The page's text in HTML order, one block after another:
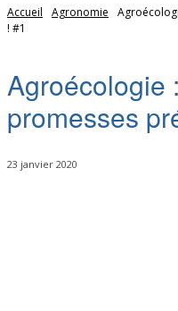
Accueil Agronomie
! #1
Agroécologie
promesses
23 janvier 2020